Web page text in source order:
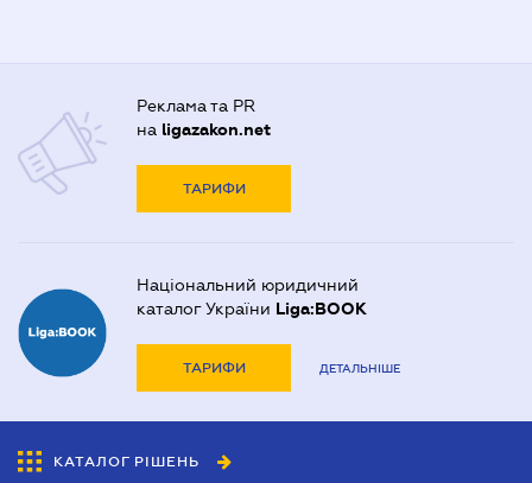
Реклама та PR
на ligazakon.net
ТАРИФИ
Національний юридичний
каталог України Liga:BOOK
ТАРИФИ ДЕТАЛЬНІШЕ
КАТАЛОГ РІШЕНЬ